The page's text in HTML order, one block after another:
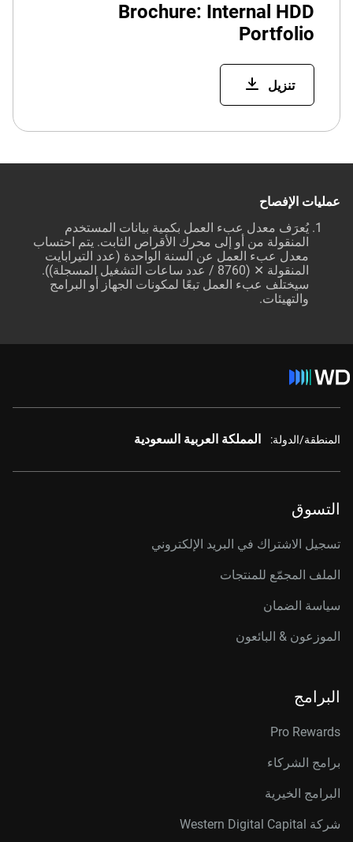
Brochure: Internal HDD
Portfolio
تنزيل
عمليات الإفصاح
يُعرَف معدل عبء العمل بكمية بيانات المستخدم
المنقولة من أو إلى محرك الأقراص الثابت. يتم احتساب
معدل عبء العمل عن السنة الواحدة (عدد التيرابايت
المنقولة ✕ (8760 / عدد ساعات التشغيل المسجلة)).
سيختلف عبء العمل تبعًا لمكونات الجهاز أو البرامج
والتهيئات.
المنطقة/الدولة: المملكة العربية السعودية
التسوق
تسجيل الاشتراك في البريد الإلكتروني
الملف المجمّع للمنتجات
سياسة الضمان
الموزعون & البائعون
البرامج
Pro Rewards
برامج الشركاء
البرامج الخيرية
شركة Western Digital Capital